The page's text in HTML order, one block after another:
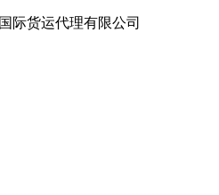
际货运代理有限公司